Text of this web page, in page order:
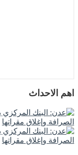
اهم الاحداث